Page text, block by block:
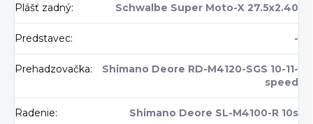
Plášť zadný: Schwalbe Super Moto-X 27.5x2.40
Predstavec: -
Prehadzovačka:
Shimano Deore RD-M4120-SGS 10-11-
speed
Radenie: Shimano Deore SL-M4100-R 10s